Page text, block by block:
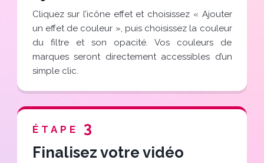
Cliquez sur l’icône effet et choisissez « Ajouter
un effet de couleur », puis choisissez la couleur
du filtre et son opacité. Vos couleurs de
marques seront directement accessibles d’un
simple clic.
ÉTAPE 3
Finalisez votre vidéo